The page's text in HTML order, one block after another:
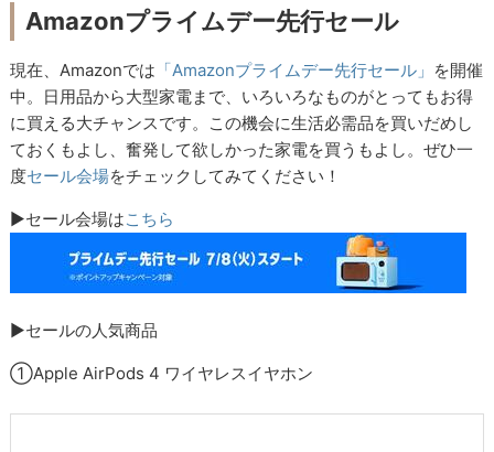
Amazonプライムデー先行セール
現在、Amazonでは 「Amazonプライムデー先行セール」 を開催
中。日用品から大型家電まで、いろいろなものがとってもお得
に買える大チャンスです。この機会に生活必需品を買いだめし
ておくもよし、奮発して欲しかった家電を買うもよし。ぜひ一
度セール会場をチェックしてみてください！
▶セール会場はこちら
▶セールの人気商品
①Apple AirPods 4 ワイヤレスイヤホン